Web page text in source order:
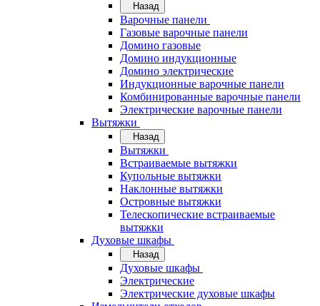
Назад
Варочные панели
Газовые варочные панели
Домино газовые
Домино индукционные
Домино электрические
Индукционные варочные панели
Комбинированные варочные панели
Электрические варочные панели
Вытяжки
Назад
Вытяжки
Встраиваемые вытяжки
Купольные вытяжки
Наклонные вытяжки
Островные вытяжки
Телескопические встраиваемые
вытяжки
Духовые шкафы
Назад
Духовые шкафы
Электрические
Электрические духовые шкафы